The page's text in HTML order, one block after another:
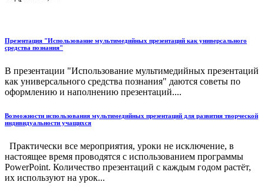
Презентация "Использование мультимедийных презентаций как универсального
средства познания"
В презентации "Использование мультимедийных презентаций
как универсального средства познания" даются советы по
оформлению и наполнению презентаций....
Возможности использования мультимедийных презентаций для развития творческой
индивидуальности учащихся
Практически все мероприятия, уроки не исключение, в
настоящее время проводятся с использованием программы
PowerPoint. Количество презентаций с каждым годом растёт,
их используют на урок...